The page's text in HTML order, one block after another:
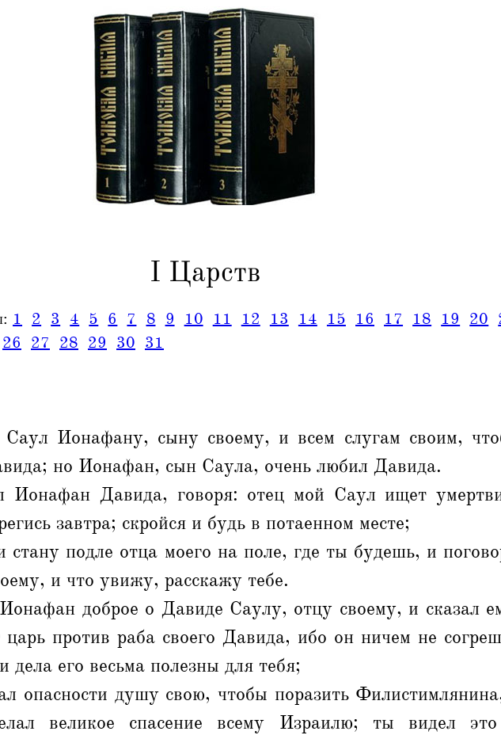
I Царств
1 2 3 4 5 6 7 8 9 10 11 12 13 14 15 16 17 18 19 20
26 27 28 29 30 31
Ионафану, сыну своему, и всем слугам своим,
но Ионафан, сын Саула, очень любил Давида.
Ионафан Давида, говоря: отец мой Саул ищет
завтра; скройся и будь в потаенном месте;
подле отца моего на поле, где ты будешь, и
и что увижу, расскажу тебе.
доброе о Давиде Саулу, отцу своему, и сказал
против раба своего Давида, ибо он ничем не
дела его весьма полезны для тебя;
опасности душу свою, чтобы поразить
великое спасение всему Израилю; ты видел